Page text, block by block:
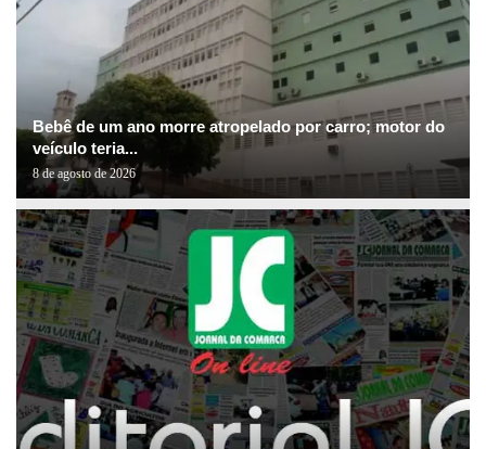
Bebê de um ano morre atropelado por carro; motor do
veículo teria...
8 de agosto de 2026